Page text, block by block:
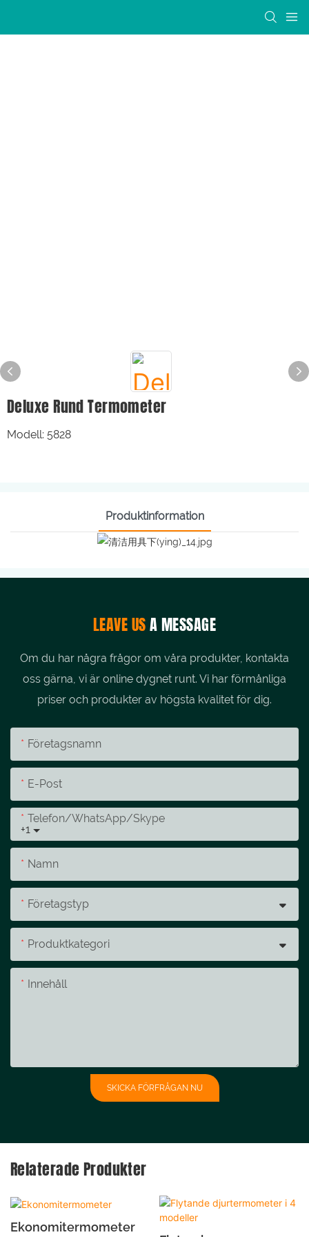
Deluxe Rund Termometer
Modell: 5828
Produktinformation
LEAVE USA MESSAGE
Om du har några frågor om våra produkter, kontakta
oss gärna, vi är online dygnet runt. Vi har förmånliga
priser och produkter av högsta kvalitet för dig.
Företagsnamn
E-Post
+1
Telefon/whatsApp/skype
Namn
Företagstyp
Produktkategori
Innehåll
SKICKA FÖRFRÅGAN NU
Relaterade Produkter
Ekonomitermometer